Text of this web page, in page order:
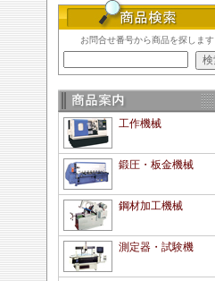
お問合せ番号から商品を探します
工作機械
鍛圧・板金機械
鋼材加工機械
測定器・試験機